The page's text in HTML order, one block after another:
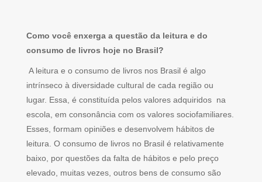
Como você enxerga a questão da leitura e do
consumo de livros hoje no Brasil?
A leitura e o consumo de livros nos Brasil é algo
intrínseco à diversidade cultural de cada região ou
lugar. Essa, é constituída pelos valores adquiridos na
escola, em consonância com os valores sociofamiliares.
Esses, formam opiniões e desenvolvem hábitos de
leitura. O consumo de livros no Brasil é relativamente
baixo, por questões da falta de hábitos e pelo preço
elevado, muitas vezes, outros bens de consumo são